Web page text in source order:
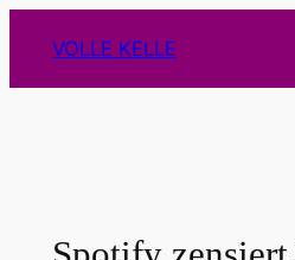
Inhalt
springen
VOLLE KELLE